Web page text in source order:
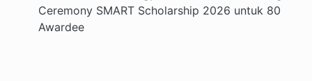
Ceremony SMART Scholarship 2026 untuk 80
Awardee